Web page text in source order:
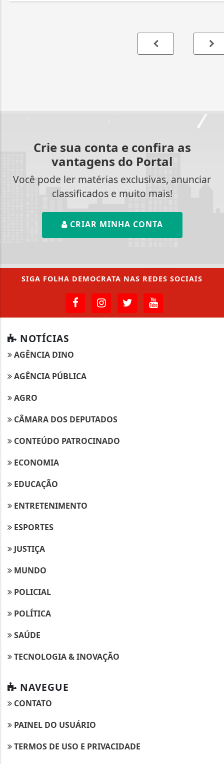
Crie sua conta e confira as
vantagens do Portal
Você pode ler matérias exclusivas, anunciar
classificados e muito mais!
CRIAR MINHA CONTA
SIGA FOLHA DEMOCRATA NAS REDES SOCIAIS
NOTÍCIAS
AGÊNCIA DINO
AGÊNCIA PÚBLICA
AGRO
CÂMARA DOS DEPUTADOS
CONTEÚDO PATROCINADO
ECONOMIA
EDUCAÇÃO
ENTRETENIMENTO
ESPORTES
JUSTIÇA
MUNDO
POLICIAL
POLÍTICA
SAÚDE
TECNOLOGIA & INOVAÇÃO
NAVEGUE
CONTATO
PAINEL DO USUÁRIO
TERMOS DE USO E PRIVACIDADE